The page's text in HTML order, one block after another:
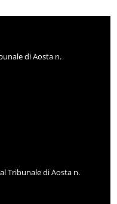
di Aosta n.
Tribunale di Aosta n.